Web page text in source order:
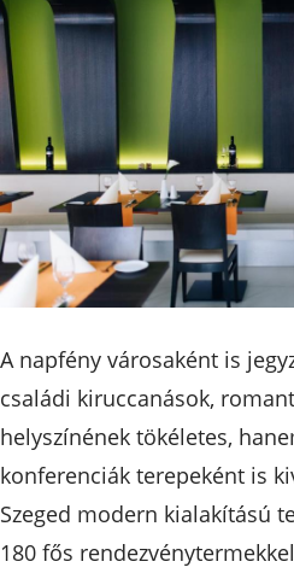
A napfény városaként is
családi kiruccanások,
helyszínének tökéletes,
konferenciák terepeként is
Szeged modern kialakítású
180 fős